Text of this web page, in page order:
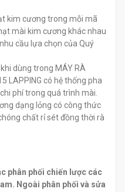
kim cương trong mỗi mã
mài kim cương khác nhau
cầu lựa chọn của Quý
dùng trong MÁY RÀ
LAPPING có hệ thống pha
phí trong quá trình mài.
dạng lỏng có công thức
chất rỉ sét đồng thời rà
phân phối chiến lược các
Ngoài phân phối và sửa